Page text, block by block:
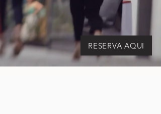
RESERVA AQUI